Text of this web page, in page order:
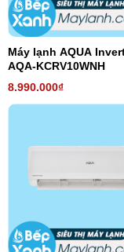
Máy lạnh AQUA
AQA-KCRV10WNH
8.990.000₫